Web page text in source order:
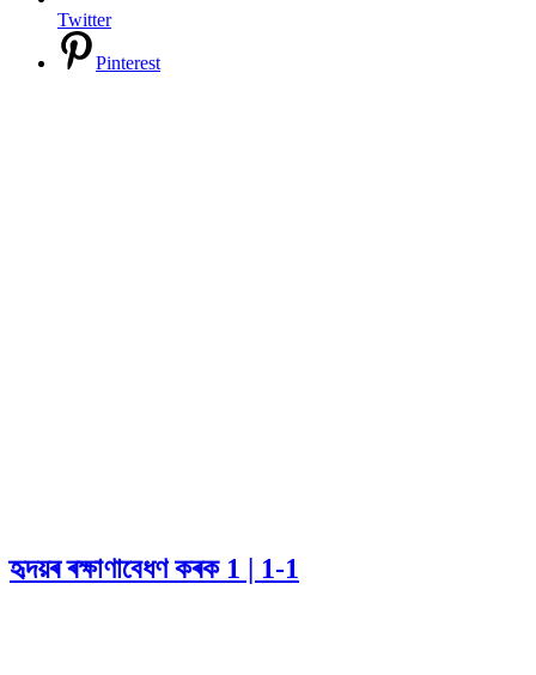
Twitter
Pinterest
হৃদয়ৰ ৰক্ষাণাবেধণ কৰক 1 | 1-1